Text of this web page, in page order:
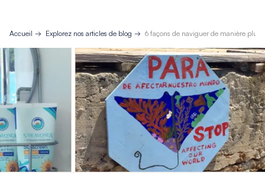
Accueil Explorez nos articles de blog 6 façons de naviguer de manière plus